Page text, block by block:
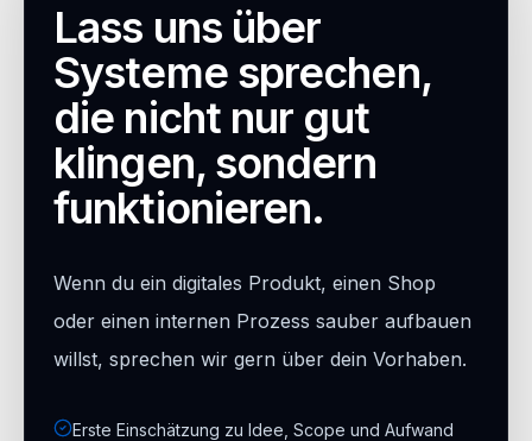
Lass uns über
Systeme sprechen,
die nicht nur gut
klingen, sondern
funktionieren.
Wenn du ein digitales Produkt, einen Shop
oder einen internen Prozess sauber aufbauen
willst, sprechen wir gern über dein Vorhaben.
Erste Einschätzung zu Idee, Scope und Aufwand